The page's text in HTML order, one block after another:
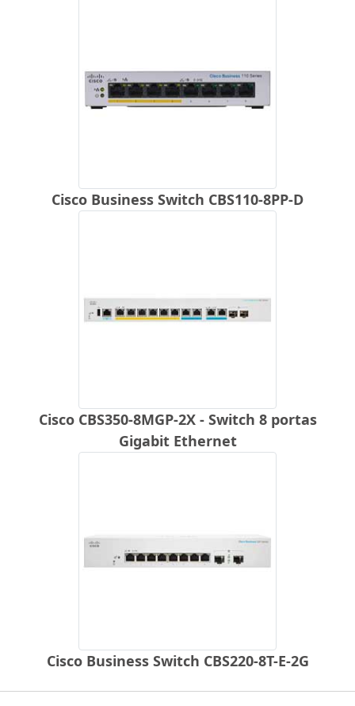
Cisco Business Switch CBS110-8PP-D
Cisco CBS350-8MGP-2X - Switch 8 portas
Gigabit Ethernet
Cisco Business Switch CBS220-8T-E-2G